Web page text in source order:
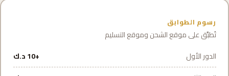
رسوم الطوابق
تُطبَّق على موقع الشحن وموقع التسليم
الدور الأول
+10 د.ك